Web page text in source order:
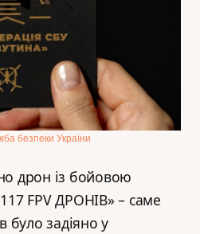
безпеки України
дрон із бойовою
FPV ДРОНІВ» – саме
було задіяно у